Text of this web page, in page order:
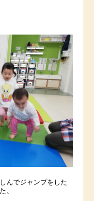
んでジャンプをした
。